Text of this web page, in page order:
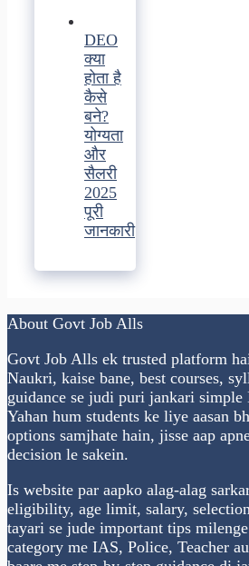
DEO
क्या
होता है
कैसे
बने?
योग्यता
और
सैलरी
2025
पूरी
जानकारी
About Govt Job Alls
Govt Job Alls ek trusted platform
Naukri, kaise bane, best courses,
guidance se judi puri jankari
Yahan hum students ke liye aasan
options samjhate hain, jisse aap
decision le sakein.
Is website par aapko alag-alag
eligibility, age limit, salary,
tayari se jude important tips
category me IAS, Police, Teacher